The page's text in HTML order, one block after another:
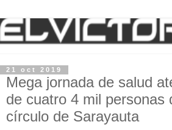
21 oct 2019
Mega jornada de salud
de cuatro 4 mil personas
círculo de Sarayauta